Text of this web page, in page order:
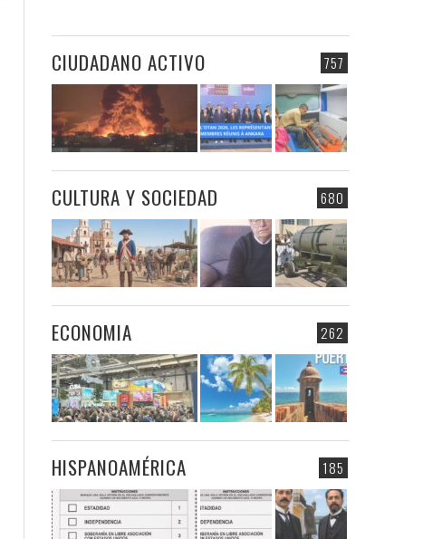
757
CIUDADANO ACTIVO
680
CULTURA Y SOCIEDAD
262
ECONOMIA
185
HISPANOAMÉRICA